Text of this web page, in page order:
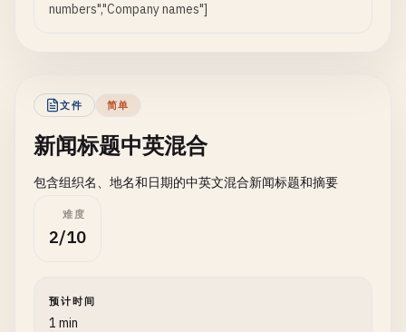
numbers","Company names"]
文件 简单
新闻标题中英混合
包含组织名、地名和日期的中英文混合新闻标题和摘要
难度
2/10
预计时间
1 min